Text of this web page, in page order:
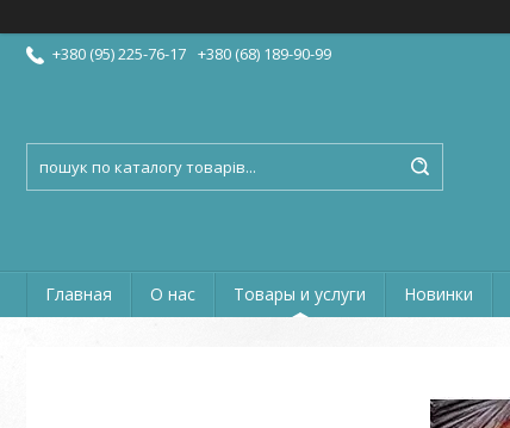
+380 (95) 225-76-17 +380 (68) 189-90-99
Главная О нас Товары и услуги Новинки